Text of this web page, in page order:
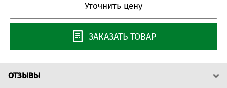
Уточнить цену
ЗАКАЗАТЬ ТОВАР
ОТЗЫВЫ